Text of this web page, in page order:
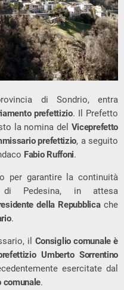
di Sondrio, entra
prefettizio. Il Prefetto
la nomina del Viceprefetto
prefettizio, a seguito
Fabio Ruffoni.
per garantire la continuità
di Pedesina, in attesa
della Repubblicache
.
il Consiglio comunale è
Umberto Sorrentino
esercitate dal
comunale.